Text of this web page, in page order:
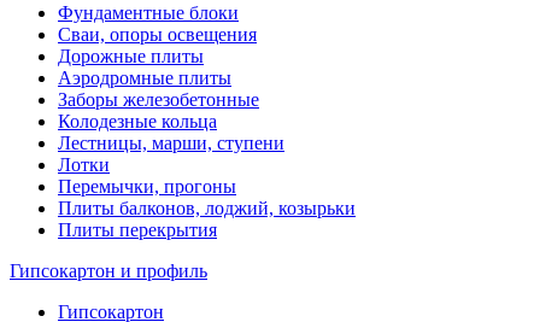
Фундаментные блоки
Сваи, опоры освещения
Дорожные плиты
Аэродромные плиты
Заборы железобетонные
Колодезные кольца
Лестницы, марши, ступени
Лотки
Перемычки, прогоны
Плиты балконов, лоджий, козырьки
Плиты перекрытия
Гипсокартон и профиль
Гипсокартон